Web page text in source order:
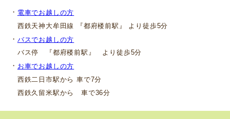
・ 電車でお越しの方
西鉄天神大牟田線 『都府楼前駅』 より徒歩5分
・ バスでお越しの方
バス停 『都府楼前駅』 より徒歩5分
・ お車でお越しの方
西鉄二日市駅から 車で7分
西鉄久留米駅から 車で36分